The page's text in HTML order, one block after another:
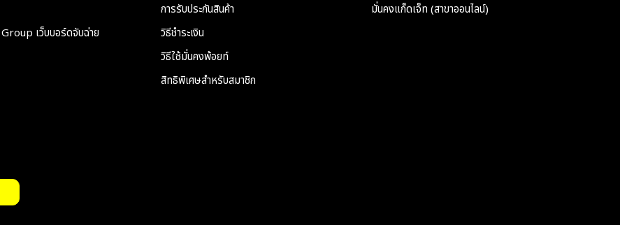
เว็บบอร์ดจับฉ่าย
การรับประกันสินค้า
วิธีชำระเงิน
วิธีใช้มั่นคงพ้อยท์
สิทธิพิเศษสำหรับสมาชิก
มั่นคงแก็ดเจ็ท (สาขาออนไลน์)